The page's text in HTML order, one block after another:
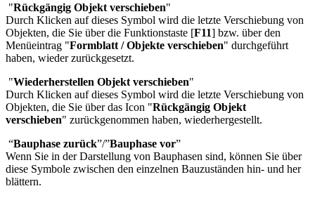
"Rückgängig Objekt verschieben"
Durch Klicken auf dieses Symbol wird die letzte Verschiebung von
Objekten, die Sie über die Funktionstaste [F11] bzw. über den
Menüeintrag "Formblatt / Objekte verschieben" durchgeführt
haben, wieder zurückgesetzt.
"Wiederherstellen Objekt verschieben"
Durch Klicken auf dieses Symbol wird die letzte Verschiebung von
Objekten, die Sie über das Icon "Rückgängig Objekt
verschieben" zurückgenommen haben, wiederhergestellt.
“Bauphase zurück”/”Bauphase vor”
Wenn Sie in der Darstellung von Bauphasen sind, können Sie über
diese Symbole zwischen den einzelnen Bauzuständen hin- und her
blättern.